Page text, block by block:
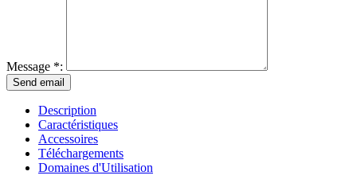
Message *:
Description
Caractéristiques
Accessoires
Téléchargements
Domaines d'Utilisation